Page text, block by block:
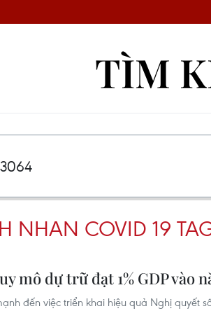
TÌM
NHAN COVID 19
mô dự trữ đạt 1% GDP vào
đến việc triển khai hiệu quả Nghị quyết